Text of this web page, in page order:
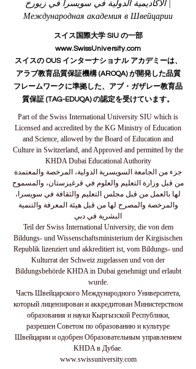
الأكاديمية الدولية في سويسرا في زيورخ |
Международная академия в Швейцарии
スイス国際大学 SIU の一部
www.SwissUniversity.com
スイスの OUS インターナショナル アカデミーは、
アラブ教育品質保証機構 (AROQA) が開発した品質
フレームワークに準拠した、アブ・ガザレー教育品
質保証 (TAG-EDUQA) の認定を受けています。
Part of the Swiss International University SIU which is
Licensed and accredited by the KG Ministry of Education
and Science, allowed by the Board of Education and
Culture in Switzerland, and Approved and permitted by the
KHDA Dubai Educational Authority
جزء من الجامعة السويسرية الدولية، المرخصة والمعتمدة
من قبل وزارة التعليم والعلوم في قرغيزستان، والمسموح
لها بالعمل من قبل مجلس التعليم والثقافة في سويسرا،
والمرخصة والمصرح لها من قبل هيئة المعرفة والتنمية
البشرية في دبي
Teil der Swiss International University, die von dem
Bildungs- und Wissenschaftsministerium der Kirgisischen
Republik lizenziert und akkreditiert ist, vom Bildungs- und
Kulturrat der Schweiz zugelassen und von der
Bildungsbehörde KHDA in Dubai genehmigt und erlaubt
wurde.
Часть Швейцарского Международного Университета,
который лицензирован и аккредитован Министерством
образования и науки Кыргызской Республики,
разрешен Советом по образованию и культуре
Швейцарии и одобрен Образовательным управлением
KHDA в Дубае.
www.swissuniversity.com